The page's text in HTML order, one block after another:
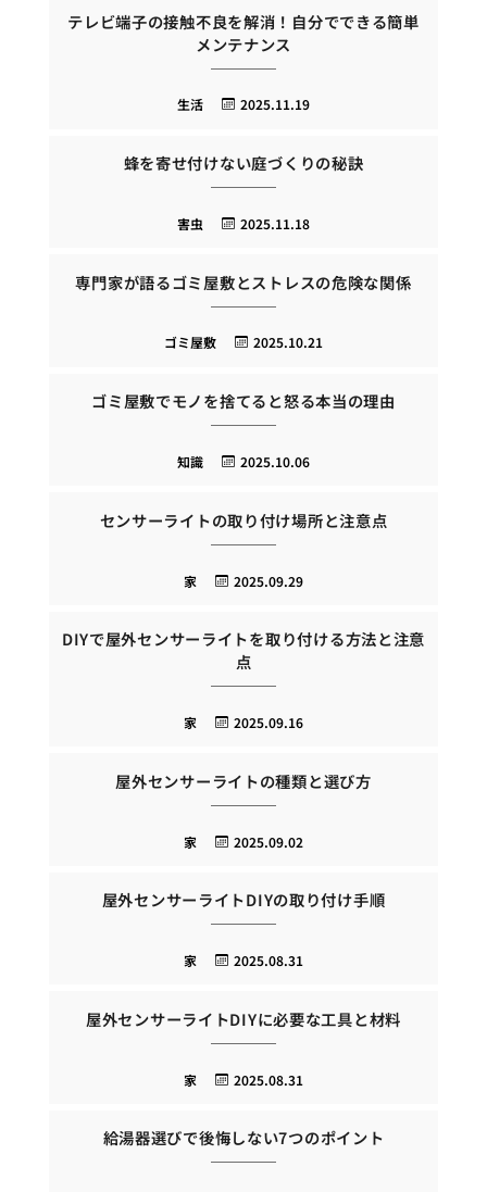
テレビ端子の接触不良を解消！自分でできる簡単
メンテナンス
2025.11.19
生活
蜂を寄せ付けない庭づくりの秘訣
2025.11.18
害虫
専門家が語るゴミ屋敷とストレスの危険な関係
2025.10.21
ゴミ屋敷
ゴミ屋敷でモノを捨てると怒る本当の理由
2025.10.06
知識
センサーライトの取り付け場所と注意点
2025.09.29
家
DIYで屋外センサーライトを取り付ける方法と注意
点
2025.09.16
家
屋外センサーライトの種類と選び方
2025.09.02
家
屋外センサーライトDIYの取り付け手順
2025.08.31
家
屋外センサーライトDIYに必要な工具と材料
2025.08.31
家
給湯器選びで後悔しない7つのポイント